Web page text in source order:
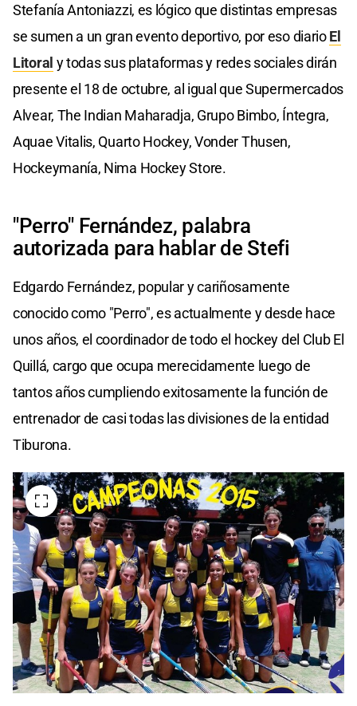
Stefanía Antoniazzi, es lógico que distintas empresas
se sumen a un gran evento deportivo, por eso diarioEl
Litoral y todas sus plataformas y redes sociales dirán
presente el 18 de octubre, al igual que Supermercados
Alvear, The Indian Maharadja, Grupo Bimbo, Íntegra,
Aquae Vitalis, Quarto Hockey, Vonder Thusen,
Hockeymanía, Nima Hockey Store.
"Perro" Fernández, palabra
autorizada para hablar de Stefi
Edgardo Fernández, popular y cariñosamente
conocido como "Perro", es actualmente y desde hace
unos años, el coordinador de todo el hockey del Club El
Quillá, cargo que ocupa merecidamente luego de
tantos años cumpliendo exitosamente la función de
entrenador de casi todas las divisiones de la entidad
Tiburona.